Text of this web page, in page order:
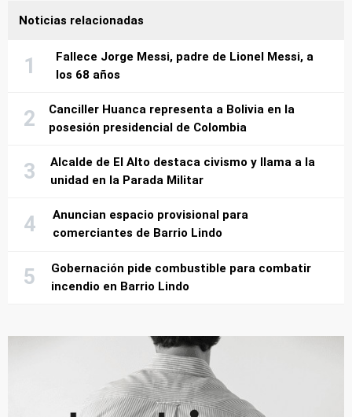
Noticias relacionadas
Fallece Jorge Messi, padre de Lionel Messi, a
los 68 años
Canciller Huanca representa a Bolivia en la
posesión presidencial de Colombia
Alcalde de El Alto destaca civismo y llama a la
unidad en la Parada Militar
Anuncian espacio provisional para
comerciantes de Barrio Lindo
Gobernación pide combustible para combatir
incendio en Barrio Lindo